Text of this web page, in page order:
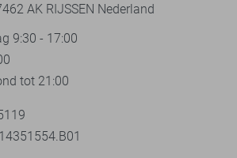
AK RIJSSEN Nederland
9:30 - 17:00
tot 21:00